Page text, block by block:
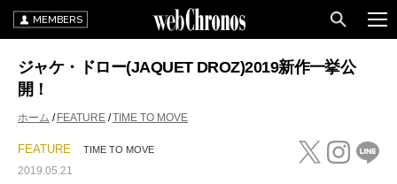
MEMBERS
ジャケ・ドロー(JAQUET DROZ)2019新作一挙公
開！
ホーム FEATURE TIME TO MOVE
FEATURE TIME TO MOVE
2019.05.21